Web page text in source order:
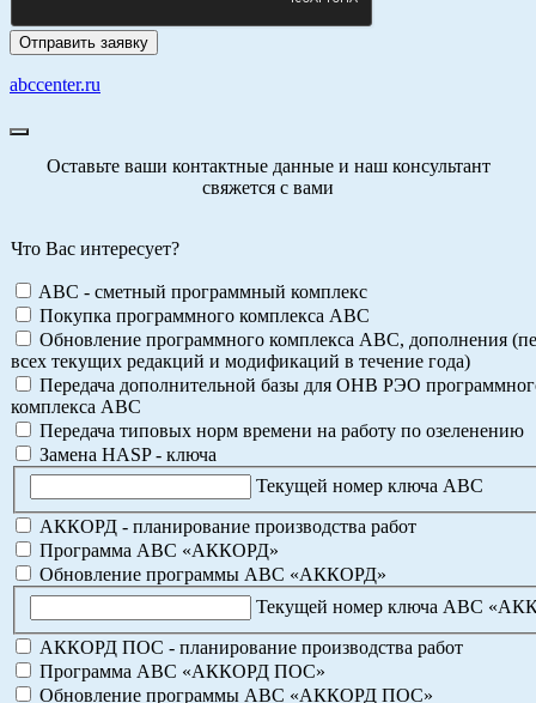
abccenter.ru
Оставьте ваши контактные данные и наш консультант
свяжется с вами
Что Вас интересует?
ABC - сметный программный комплекс
Покупка программного комплекса АВС
Обновление программного комплекса АВС, дополнения
всех текущих редакций и модификаций в течение года)
Передача дополнительной базы для ОНВ РЭО
комплекса АВС
Передача типовых норм времени на работу по озеленению
Замена HASP - ключа
Текущей номер ключа АВС
АККОРД - планирование производства работ
Программа АВС «АККОРД»
Обновление программы АВС «АККОРД»
Текущей номер ключа АВС
АККОРД ПОС - планирование производства работ
Программа АВС «АККОРД ПОС»
Обновление программы АВС «АККОРД ПОС»